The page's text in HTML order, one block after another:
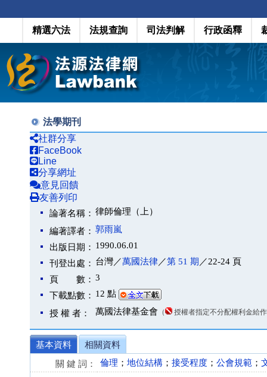
精選六法 法規查詢 司法判解 行政函釋
法學期刊
社群分享
FaceBook
Line
分享網址
意見回饋
友善列印
論著名稱： 律師倫理（上）
編著譯者： 郭雨嵐
出版日期： 1990.06.01
刊登出處： 台灣／萬國法律／第 51 期 ／22-24 頁
頁 數： 3
下載點數： 12 點
授 權 者： 萬國法律基金會 （ 授權者指定不分配權利金給
基本資料
相關資料
關 鍵 詞：
倫理 ； 地位結構 ； 接受程度 ； 公會規範 ；